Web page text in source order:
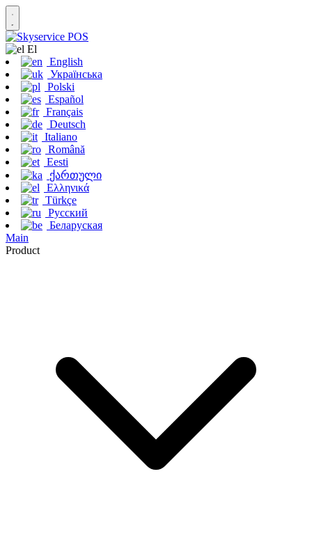
Εl
English
Українська
Polski
Español
Français
Deutsch
Italiano
Română
Eesti
ქართული
Ελληνικά
Türkçe
Русский
Беларуская
Main
Product